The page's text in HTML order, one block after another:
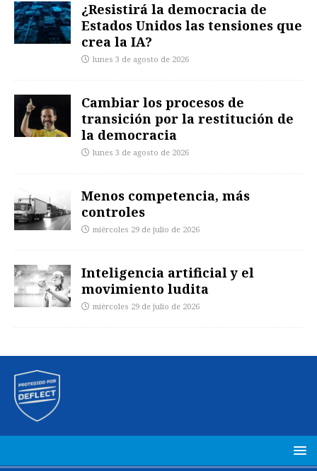
¿Resistirá la democracia de
Estados Unidos las tensiones que
crea la IA?
lunes 3 de agosto de 2026
Cambiar los procesos de
transición por la restitución de
la democracia
lunes 3 de agosto de 2026
Menos competencia, más
controles
miércoles 29 de julio de 2026
Inteligencia artificial y el
movimiento ludita
miércoles 29 de julio de 2026